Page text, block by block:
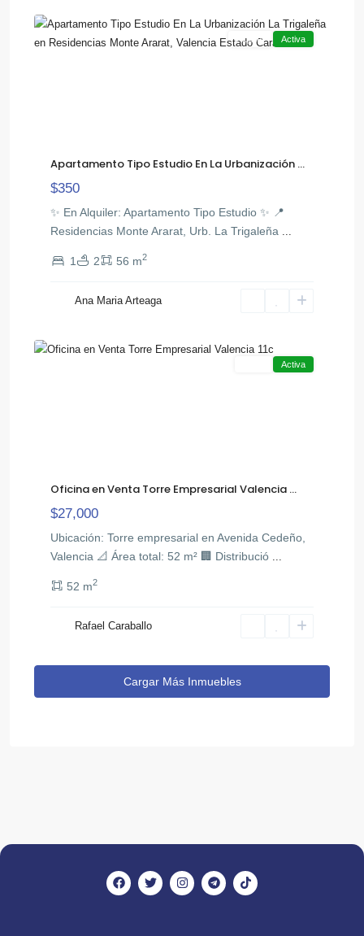
Alquiler Activa
Apartamento Tipo Estudio En La Urbanización ...
$350
​✨ En Alquiler: Apartamento Tipo Estudio ✨ ​📍
Residencias Monte Ararat, Urb. La Trigaleña
1 2 56 m2
Ana Maria Arteaga
Cedeño,
Activa
Oficina en Venta Torre Empresarial Valencia ...
$27,000
Ubicación: Torre empresarial en Avenida Cedeño,
Valencia 📐 Área total: 52 m² 🏢 Distribució
52 m2
Rafael Caraballo
Cargar Más Inmuebles